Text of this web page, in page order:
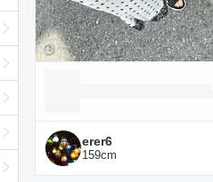
erer6
159cm